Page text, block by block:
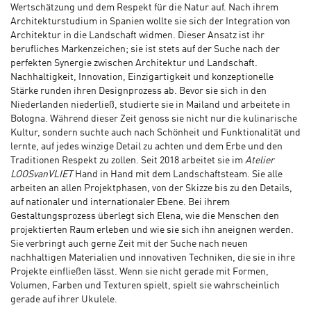
Wertschätzung und dem Respekt für die Natur auf. Nach ihrem
Architekturstudium in Spanien wollte sie sich der Integration von
Architektur in die Landschaft widmen. Dieser Ansatz ist ihr
berufliches Markenzeichen; sie ist stets auf der Suche nach der
perfekten Synergie zwischen Architektur und Landschaft.
Nachhaltigkeit, Innovation, Einzigartigkeit und konzeptionelle
Stärke runden ihren Designprozess ab. Bevor sie sich in den
Niederlanden niederließ, studierte sie in Mailand und arbeitete in
Bologna. Während dieser Zeit genoss sie nicht nur die kulinarische
Kultur, sondern suchte auch nach Schönheit und Funktionalität und
lernte, auf jedes winzige Detail zu achten und dem Erbe und den
Traditionen Respekt zu zollen. Seit 2018 arbeitet sie im Atelier
LOOSvanVLIET Hand in Hand mit dem Landschaftsteam. Sie alle
arbeiten an allen Projektphasen, von der Skizze bis zu den Details,
auf nationaler und internationaler Ebene. Bei ihrem
Gestaltungsprozess überlegt sich Elena, wie die Menschen den
projektierten Raum erleben und wie sie sich ihn aneignen werden.
Sie verbringt auch gerne Zeit mit der Suche nach neuen
nachhaltigen Materialien und innovativen Techniken, die sie in ihre
Projekte einfließen lässt. Wenn sie nicht gerade mit Formen,
Volumen, Farben und Texturen spielt, spielt sie wahrscheinlich
gerade auf ihrer Ukulele.